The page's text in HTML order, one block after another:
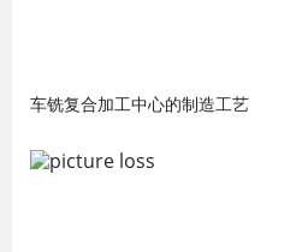
车铣复合加工中心的制造工艺